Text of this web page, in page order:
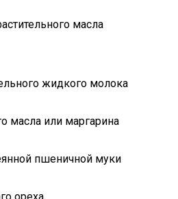
масла
жидкого молока
масла или маргарина
пшеничной муки